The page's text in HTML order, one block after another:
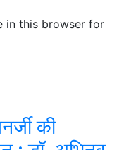
in this browser for
की